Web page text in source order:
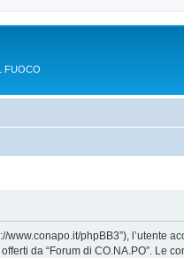
FUOCO
www.conapo.it/phpBB3”),
da “Forum di CO.NA.PO”. Le